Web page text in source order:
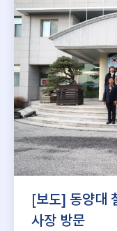
[보도] 동양대
사장 방문